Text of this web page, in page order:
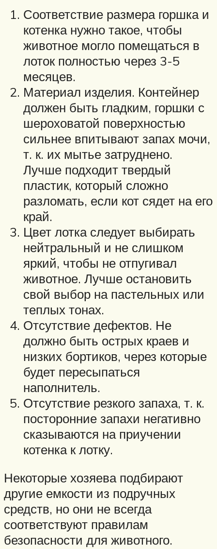
Соответствие размера горшка и
котенка нужно такое, чтобы
животное могло помещаться в
лоток полностью через 3-5
месяцев.
Материал изделия. Контейнер
должен быть гладким, горшки с
шероховатой поверхностью
сильнее впитывают запах мочи,
т. к. их мытье затруднено.
Лучше подходит твердый
пластик, который сложно
разломать, если кот сядет на его
край.
Цвет лотка следует выбирать
нейтральный и не слишком
яркий, чтобы не отпугивал
животное. Лучше остановить
свой выбор на пастельных или
теплых тонах.
Отсутствие дефектов. Не
должно быть острых краев и
низких бортиков, через которые
будет пересыпаться
наполнитель.
Отсутствие резкого запаха, т. к.
посторонние запахи негативно
сказываются на приучении
котенка к лотку.
Некоторые хозяева подбирают
другие емкости из подручных
средств, но они не всегда
соответствуют правилам
безопасности для животного.